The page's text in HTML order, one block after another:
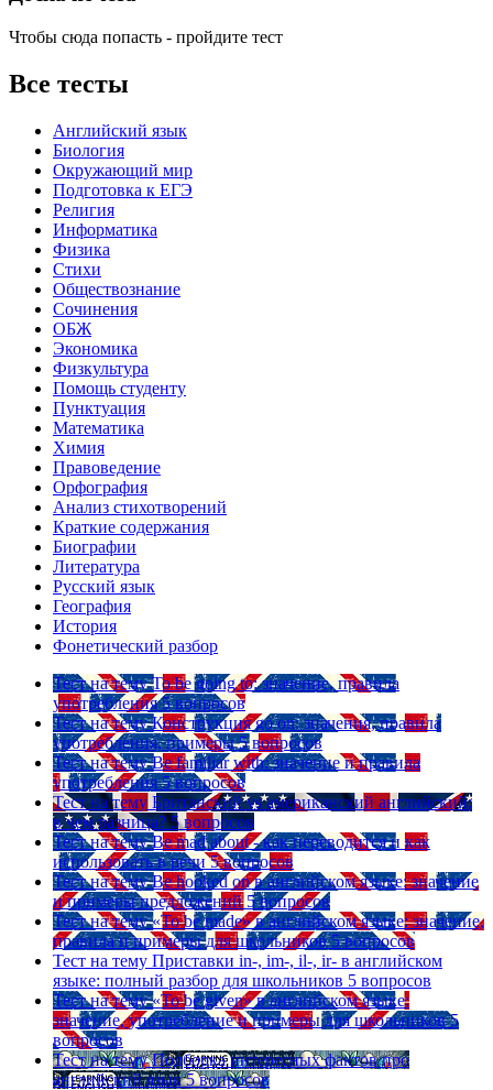
Чтобы сюда попасть - пройдите тест
Все тесты
Английский язык
Биология
Окружающий мир
Подготовка к ЕГЭ
Религия
Информатика
Физика
Стихи
Обществознание
Сочинения
ОБЖ
Экономика
Физкультура
Помощь студенту
Пунктуация
Математика
Химия
Правоведение
Орфография
Анализ стихотворений
Краткие содержания
Биографии
Литература
Русский язык
География
История
Фонетический разбор
Тест на тему To be going to: значение, правила
употребления 5 вопросов
Тест на тему Конструкция go on: значения, правила
употребления, примеры 5 вопросов
Тест на тему Be familiar with: значение и правила
употребления 5 вопросов
Тест на тему Британский vs американский английский:
в чем разница? 5 вопросов
Тест на тему Be mad about - как переводится и как
использовать в речи 5 вопросов
Тест на тему Be hooked on в английском языке: значение
и примеры предложений 5 вопросов
Тест на тему «To be made» в английском языке: значение,
правила и примеры для школьников 5 вопросов
Тест на тему Приставки in-, im-, il-, ir- в английском
языке: полный разбор для школьников 5 вопросов
Тест на тему «To be given» в английском языке:
значение, употребление и примеры для школьников 5
вопросов
Тест на тему Подборка интересных фактов про
английский язык 5 вопросов